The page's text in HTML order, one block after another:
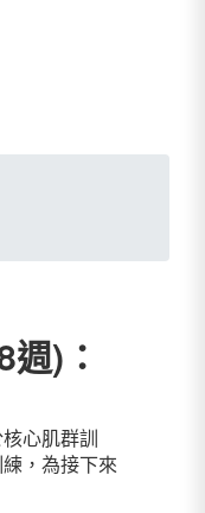
)：
心肌群訓
，為接下來